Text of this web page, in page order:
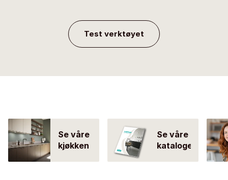
Test verktøyet
Se våre
kjøkken
Se våre
kataloger